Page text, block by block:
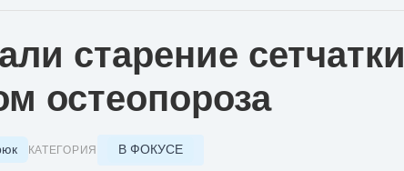
старение сетчатки
остеопороза
КАТЕГОРИЯ В ФОКУСЕ